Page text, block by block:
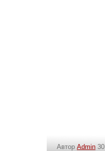
Автор Admin